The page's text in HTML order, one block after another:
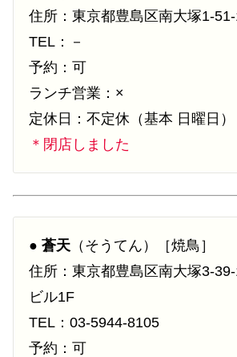
住所：東京都豊島区南大塚1-
TEL：－
予約：可
ランチ営業：×
定休日：不定休（基本 日曜日）
＊閉店しました
● 蒼天 （そうてん）［焼鳥］
住所：東京都豊島区南大塚3-
ビル1F
TEL：03-5944-8105
予約：可